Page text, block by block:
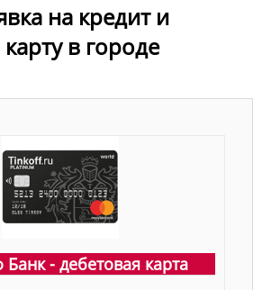
на кредит и
в городе
- дебетовая карта